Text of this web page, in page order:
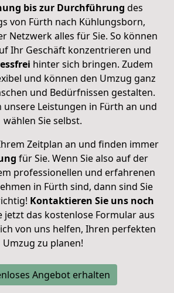
bis zur Durchführung des
von Fürth nach Kühlungsborn,
Netzwerk alles für Sie. So können
Ihr Geschäft konzentrieren und
hinter sich bringen. Zudem
und können den Umzug ganz
und Bedürfnissen gestalten.
unsere Leistungen in Fürth an und
wählen Sie selbst.
Zeitplan an und finden immer
für Sie. Wenn Sie also auf der
professionellen und erfahrenen
in Fürth sind, dann sind Sie
Kontaktieren Sie uns noch
jetzt das kostenlose Formular aus
von uns helfen, Ihren perfekten
Umzug zu planen!
Angebot erhalten